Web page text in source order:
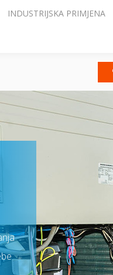
INDUSTRIJSKA PRIMJENA